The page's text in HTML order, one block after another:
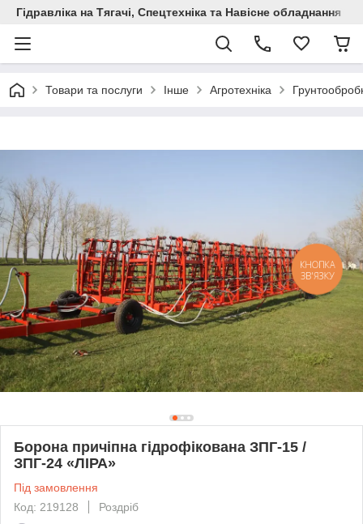
Гідравліка на Тягачі, Спецтехніка та Навісне обладнання
Товари та послуги Інше Агротехніка
Борона причіпна гідрофікована ЗПГ-15 /
ЗПГ-24 «ЛІРА»
Під замовлення
Код: 219128
Роздріб
КНОПКА
ЗВ'ЯЗКУ